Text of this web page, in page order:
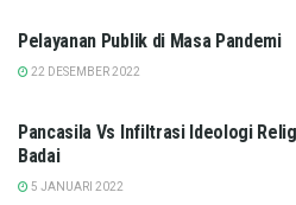
Pelayanan Publik di Masa Pandemi
22 DESEMBER 2022
Pancasila Vs Infiltrasi Ideologi
Badai
5 JANUARI 2022